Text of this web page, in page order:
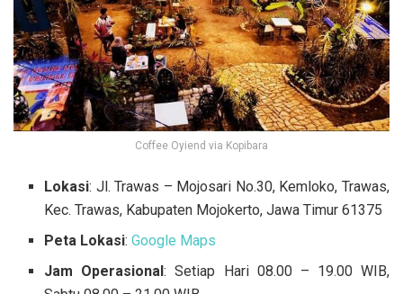
Coffee Oyiend via Kopibara
Lokasi: Jl. Trawas – Mojosari No.30, Kemloko, Trawas,
Kec. Trawas, Kabupaten Mojokerto, Jawa Timur 61375
Peta Lokasi:Google Maps
Jam Operasional: Setiap Hari 08.00 – 19.00 WIB,